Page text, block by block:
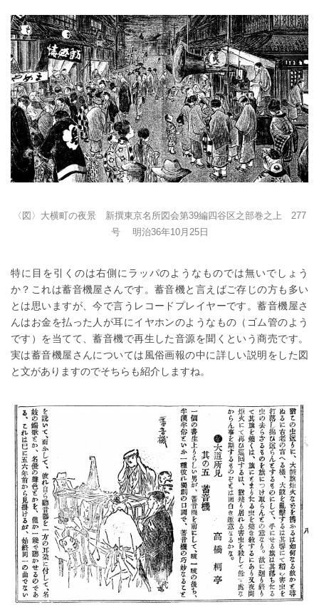
〈図〉大横町の夜景 新撰東京名所図会第39編四谷区之部巻之上 277
号 明治36年10月25日
特に目を引くのは右側にラッパのようなものでは無いでしょう
か？これは蓄音機屋さんです。蓄音機と言えばご存じの方も多い
とは思いますが、今で言うレコードプレイヤーです。蓄音機屋さ
んはお金を払った人が耳にイヤホンのようなもの（ゴム管のよう
です）を当てて、蓄音機で再生した音源を聞くという商売です。
実は蓄音機屋さんについては風俗画報の中に詳しい説明をした図
と文がありますのでそちらも紹介しますね。